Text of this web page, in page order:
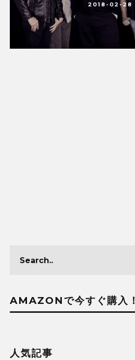
2018-02-28
AMAZONで今すぐ購入！
人気記事